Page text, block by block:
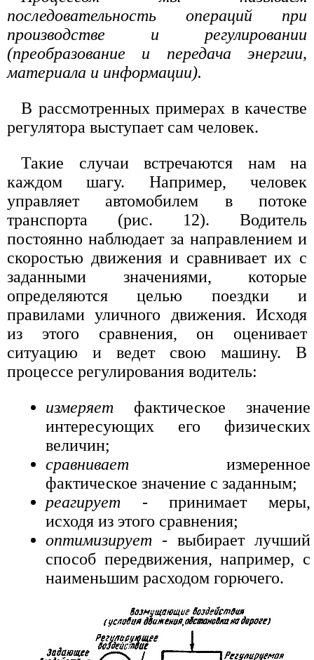
последовательность операций при
производстве и регулировании
(преобразование и передача энергии,
материала и информации).
В рассмотренных примерах в качестве
регулятора выступает сам человек.
Такие случаи встречаются нам на
каждом шагу. Например, человек
управляет автомобилем в потоке
транспорта (рис. 12). Водитель
постоянно наблюдает за направлением и
скоростью движения и сравнивает их с
заданными значениями, которые
определяются целью поездки и
правилами уличного движения. Исходя
из этого сравнения, он оценивает
ситуацию и ведет свою машину. В
процессе регулирования водитель:
измеряет фактическое значение
интересующих его физических
величин;
сравнивает измеренное
фактическое значение с заданным;
реагирует - принимает меры,
исходя из этого сравнения;
оптимизирует - выбирает лучший
способ передвижения, например, с
наименьшим расходом горючего.